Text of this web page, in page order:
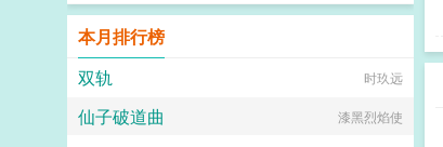
算计，就得了消息，府上被家族嫡支
连累要被流放至边境。流放路上还被
所谓的亲人嫌弃和挤兑，不怕不怕，
随身空间不离不弃，气死那些想看他
们笑话的人。而在边境军户区挨打受
气长大的景睿，自从被自家大哥打破
了头，整个人性情大变，再不是人人
本月排行榜
双轨
时玖远
仙子破道曲 漆黑烈焰使